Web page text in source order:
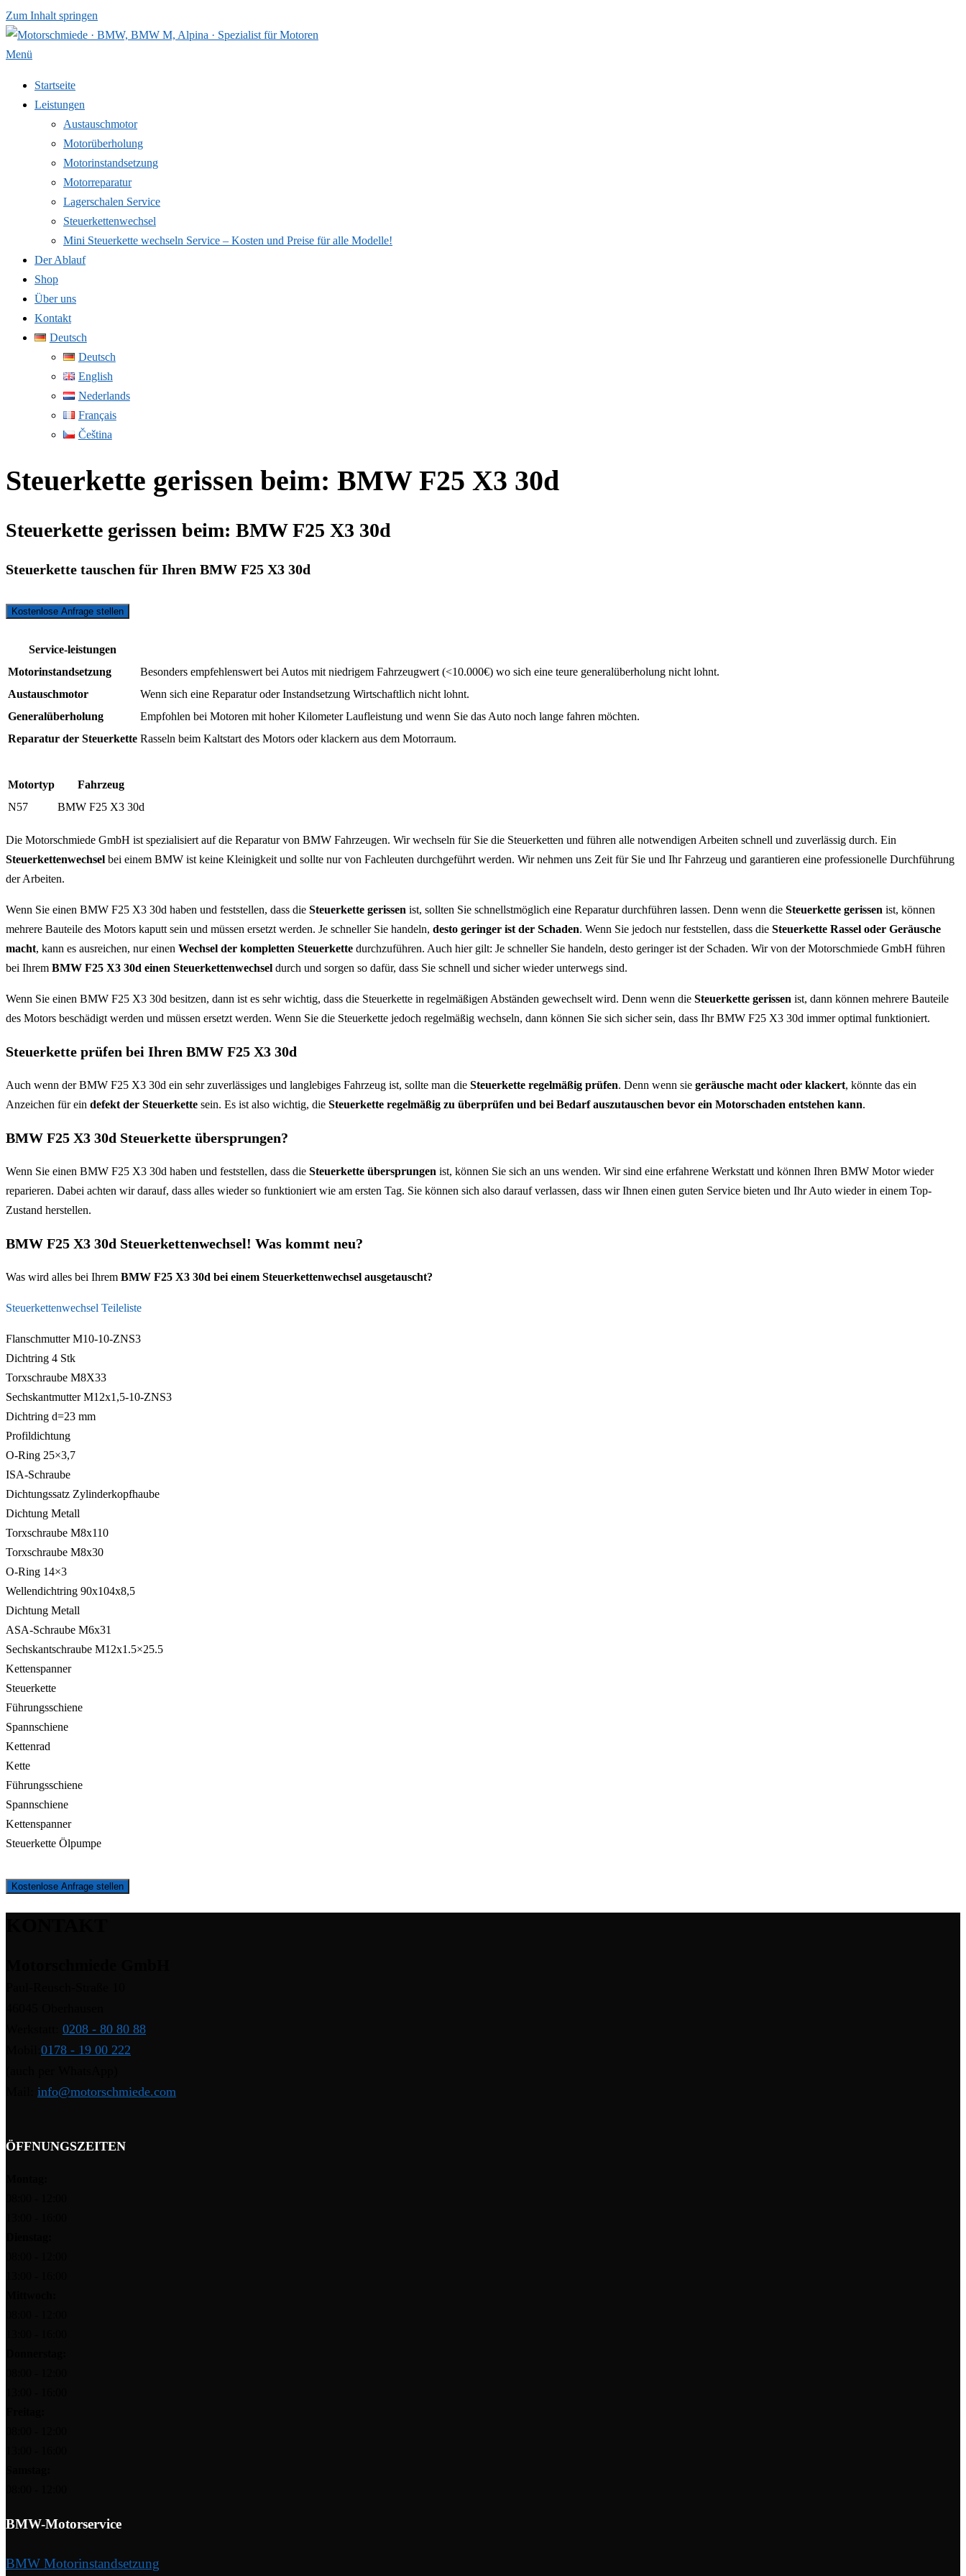
Zum Inhalt springen
Menü
Startseite
Leistungen
Austauschmotor
Motorüberholung
Motorinstandsetzung
Motorreparatur
Lagerschalen Service
Steuerkettenwechsel
Mini Steuer­kette wechseln Service – Kosten und Preise für alle Modelle!
Der Ablauf
Shop
Über uns
Kontakt
Deutsch
Deutsch
English
Nederlands
Français
Čeština
Steuerkette gerissen beim: BMW F25 X3 30d
Steuerkette gerissen beim: BMW F25 X3 30d
Steuerkette tauschen für Ihren BMW F25 X3 30d
Kostenlose Anfrage stellen
Service-leistungen
Motorinstandsetzung
Besonders empfehlenswert bei Autos mit niedrigem Fahrzeugwert (<10.000€) wo sich eine teure generalüberholung nicht lohnt.
Austauschmotor
Wenn sich eine Reparatur oder Instandsetzung Wirtschaftlich nicht lohnt.
Generalüberholung
Empfohlen bei Motoren mit hoher Kilometer Laufleistung und wenn Sie das Auto noch lange fahren möchten.
Reparatur der Steuerkette Rasseln beim Kaltstart des Motors oder klackern aus dem Motorraum.
Motortyp
Fahrzeug
N57
BMW F25 X3 30d
Die Motorschmiede GmbH ist spezialisiert auf die Reparatur von BMW Fahrzeugen. Wir wechseln für Sie die Steuerketten und führen alle notwendigen Arbeiten schnell und zuverlässig durch. Ein
Steuerkettenwechsel bei einem BMW ist keine Kleinigkeit und sollte nur von Fachleuten durchgeführt werden. Wir nehmen uns Zeit für Sie und Ihr Fahrzeug und garantieren eine professionelle Durchführung
der Arbeiten.
Wenn Sie einen BMW F25 X3 30d haben und feststellen, dass die Steuerkette gerissen ist, sollten Sie schnellstmöglich eine Reparatur durchführen lassen. Denn wenn die Steuerkette gerissen ist, können
mehrere Bauteile des Motors kaputt sein und müssen ersetzt werden. Je schneller Sie handeln, desto geringer ist der Schaden. Wenn Sie jedoch nur feststellen, dass die Steuerkette Rassel oder Geräusche
macht, kann es ausreichen, nur einen Wechsel der kompletten Steuerkette durchzuführen. Auch hier gilt: Je schneller Sie handeln, desto geringer ist der Schaden. Wir von der Motorschmiede GmbH führen
bei Ihrem BMW F25 X3 30d einen Steuerkettenwechsel durch und sorgen so dafür, dass Sie schnell und sicher wieder unterwegs sind.
Wenn Sie einen BMW F25 X3 30d besitzen, dann ist es sehr wichtig, dass die Steuerkette in regelmäßigen Abständen gewechselt wird. Denn wenn die Steuerkette gerissen ist, dann können mehrere Bauteile
des Motors beschädigt werden und müssen ersetzt werden. Wenn Sie die Steuerkette jedoch regelmäßig wechseln, dann können Sie sich sicher sein, dass Ihr BMW F25 X3 30d immer optimal funktioniert.
Steuerkette prüfen bei Ihren BMW F25 X3 30d
Auch wenn der BMW F25 X3 30d ein sehr zuverlässiges und langlebiges Fahrzeug ist, sollte man die Steuerkette regelmäßig prüfen. Denn wenn sie geräusche macht oder klackert, könnte das ein
Anzeichen für ein defekt der Steuerkette sein. Es ist also wichtig, die Steuerkette regelmäßig zu überprüfen und bei Bedarf auszutauschen bevor ein Motorschaden entstehen kann.
BMW F25 X3 30d Steuerkette übersprungen?
Wenn Sie einen BMW F25 X3 30d haben und feststellen, dass die Steuerkette übersprungen ist, können Sie sich an uns wenden. Wir sind eine erfahrene Werkstatt und können Ihren BMW Motor wieder
reparieren. Dabei achten wir darauf, dass alles wieder so funktioniert wie am ersten Tag. Sie können sich also darauf verlassen, dass wir Ihnen einen guten Service bieten und Ihr Auto wieder in einem Top-
Zustand herstellen.
BMW F25 X3 30d Steuerkettenwechsel! Was kommt neu?
Was wird alles bei Ihrem BMW F25 X3 30d bei einem Steuerkettenwechsel ausgetauscht?
Steuerkettenwechsel Teileliste
Flanschmutter M10-10-ZNS3
Dichtring 4 Stk
Torxschraube M8X33
Sechskantmutter M12x1,5-10-ZNS3
Dichtring d=23 mm
Profildichtung
O-Ring 25×3,7
ISA-Schraube
Dichtungssatz Zylinderkopfhaube
Dichtung Metall
Torxschraube M8x110
Torxschraube M8x30
O-Ring 14×3
Wellendichtring 90x104x8,5
Dichtung Metall
ASA-Schraube M6x31
Sechskantschraube M12x1.5×25.5
Kettenspanner
Steuerkette
Führungsschiene
Spannschiene
Kettenrad
Kette
Führungsschiene
Spannschiene
Kettenspanner
Steuerkette Ölpumpe
Kostenlose Anfrage stellen
0208 - 80 80 88
0178 - 19 00 222
info@motorschmiede.com
ÖFFNUNGSZEITEN
BMW-Motorservice
BMW Motorinstandsetzung